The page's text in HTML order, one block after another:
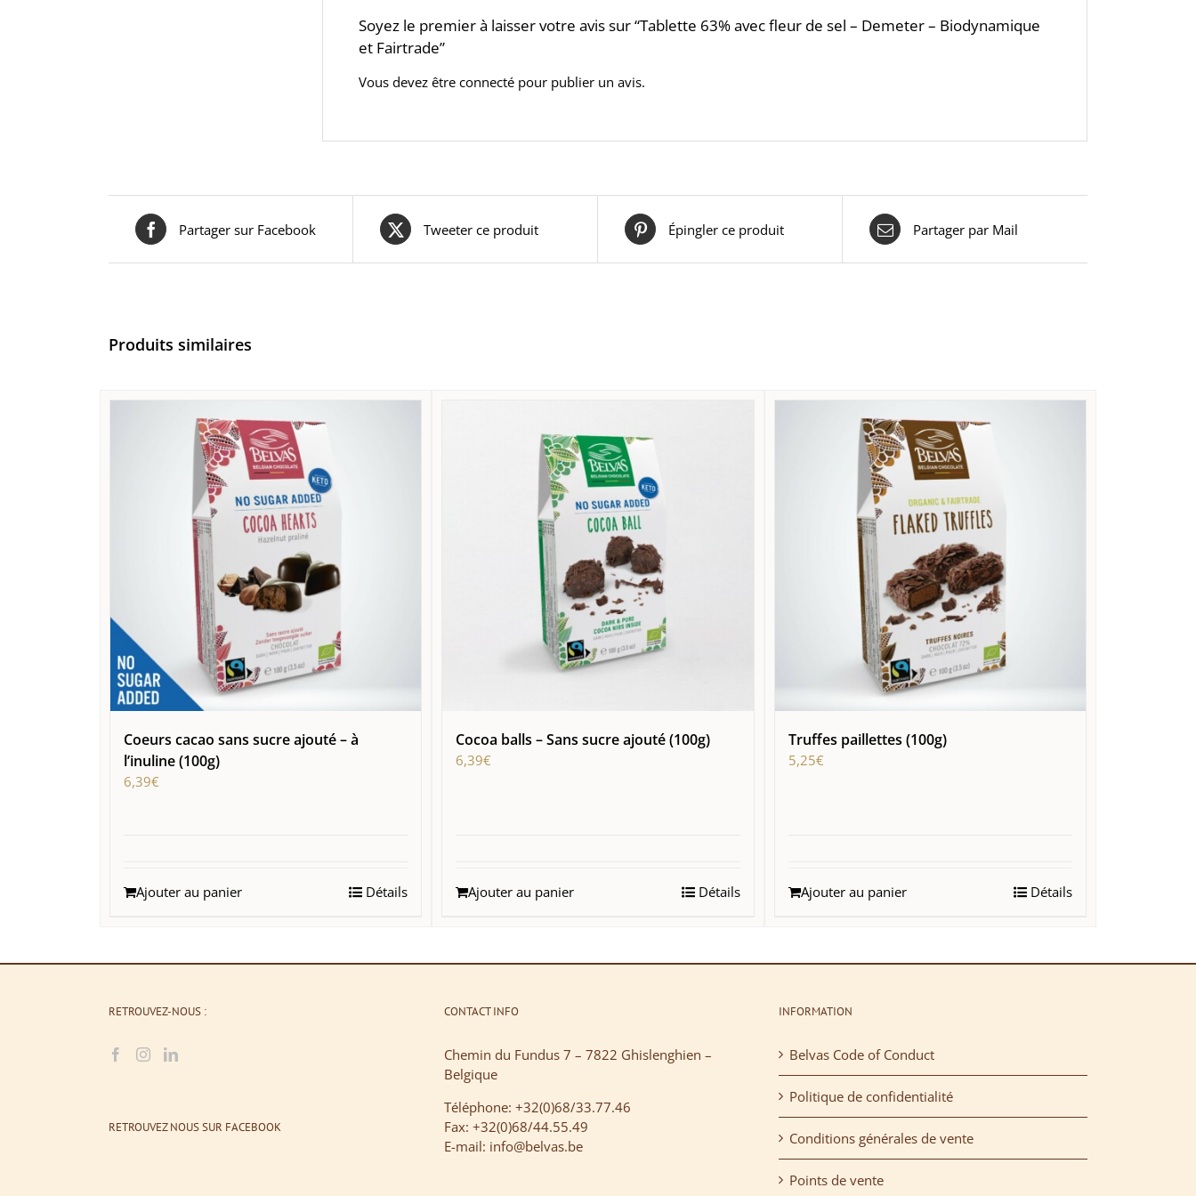
Soyez le premier à laisser votre avis sur “Tablette 63% avec fleur de sel – Demeter – Biodynamique
et Fairtrade”
Vous devez être connecté pour publier un avis.
Partager sur Facebook Tweeter ce produit Épingler ce produit Partager par Mail
Produits similaires
Coeurs cacao sans sucre ajouté – à
l’inuline (100g)
6,39€
Ajouter au panier Détails
Cocoa balls – Sans sucre ajouté (100g)
6,39€
Ajouter au panier Détails
Truffes paillettes (100g)
5,25€
Ajouter au panier Détails
RETROUVEZ-NOUS :
RETROUVEZ NOUS SUR FACEBOOK
CONTACT INFO
Chemin du Fundus 7 – 7822 Ghislenghien –
Belgique
Téléphone: +32(0)68/33.77.46
Fax: +32(0)68/44.55.49
E-mail: info@belvas.be
INFORMATION
Belvas Code of Conduct
Politique de confidentialité
Conditions générales de vente
Points de vente